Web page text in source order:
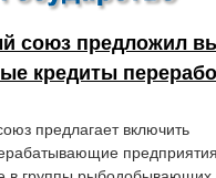
союз предложил
кредиты
предлагает включить